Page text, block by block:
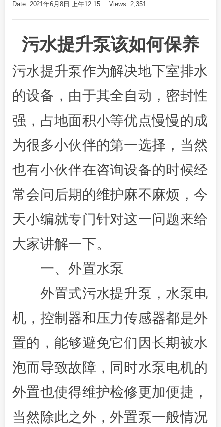
Date: 2021年6月8日 上午12:15 Views: 2,351
污水提升泵该如何保养
污水提升泵作为解决地下室排水
的设备，由于其全自动，密封性
强，占地面积小等优点慢慢的成
为很多小伙伴的第一选择，当然
也有小伙伴在咨询设备的时候经
常会问后期的维护麻不麻烦，今
天小编就专门针对这一问题来给
大家讲解一下。
一、外置水泵
外置式污水提升泵，水泵电
机，控制器和压力传感器都是外
置的，能够避免它们因长期被水
泡而导致故障，同时水泵电机的
外置也使得维护检修更加便捷，
当然除此之外，外置泵一般情况